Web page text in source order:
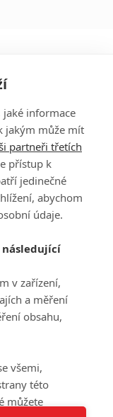
PŘIHLÁSIT
REGISTROVAT
nám na e-mail
|Pravidla webu
jaké informace
jakým může mít
partneři třetích
přístup k
jedinečné
abychom
údaje.
následující
v zařízení,
a měření
obsahu,
všemi,
této
můžete